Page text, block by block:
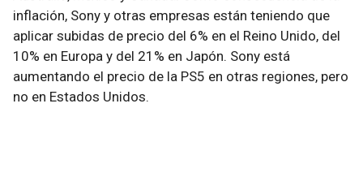
inflación, Sony y otras empresas están teniendo que
aplicar subidas de precio del 6% en el Reino Unido, del
10% en Europa y del 21% en Japón. Sony está
aumentando el precio de la PS5 en otras regiones, pero
no en Estados Unidos.